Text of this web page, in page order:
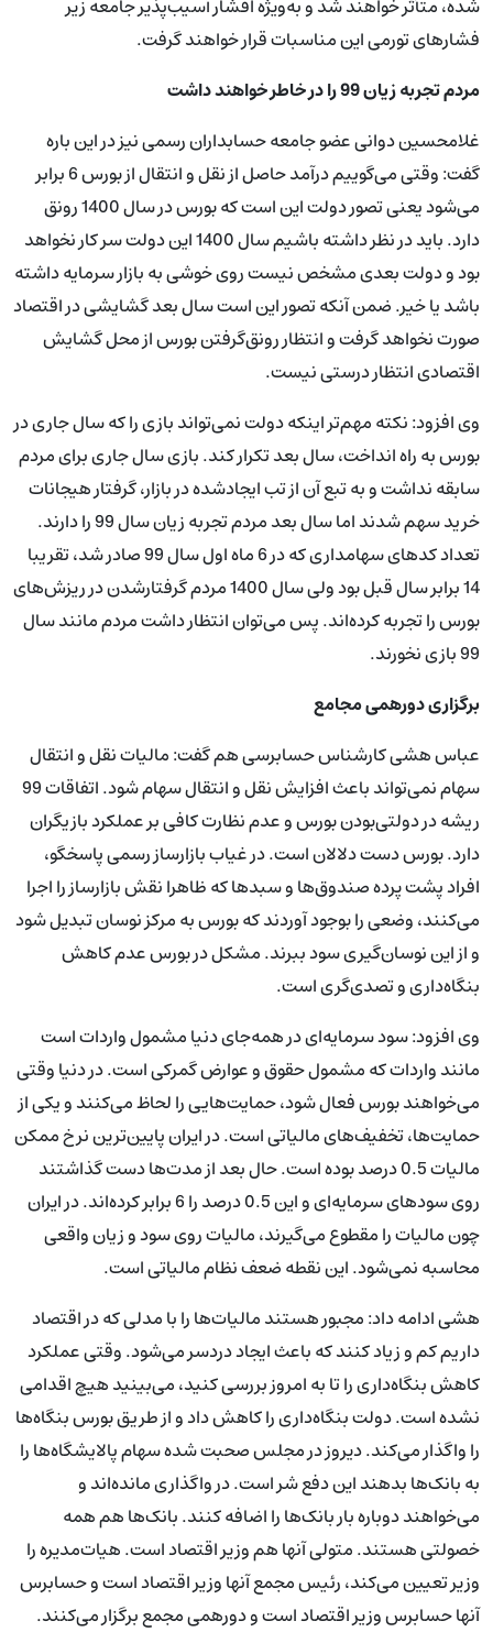
شده، متأثر خواهند شد و به‌ویژه اقشار آسیب‌پذیر جامعه زیر
فشارهای تورمی این مناسبات قرار خواهند گرفت.
مردم تجربه زیان 99 را در خاطر خواهند داشت
غلامحسین دوانی عضو جامعه حسابداران رسمی نیز در این باره
گفت: وقتی می‌گوییم درآمد حاصل از نقل‌ و‌ انتقال از بورس 6 برابر
می‌شود یعنی تصور دولت این است که بورس در سال 1400 رونق
دارد. باید در نظر داشته باشیم سال 1400 این دولت سر کار نخواهد
بود و دولت بعدی مشخص نیست روی خوشی به بازار سرمایه داشته
باشد یا خیر. ضمن آنکه تصور این است سال بعد گشایشی در اقتصاد
صورت نخواهد گرفت و انتظار رونق‌گرفتن بورس از محل گشایش
اقتصادی انتظار درستی نیست.
وی افزود: نکته مهم‌تر اینکه دولت نمی‌تواند بازی‌ را که سال جاری در
بورس به راه انداخت، سال بعد تکرار کند. بازی سال جاری برای مردم
سابقه نداشت و به تبع آن از تب ایجاد‌شده در بازار، گرفتار هیجانات
خرید سهم شدند اما سال بعد مردم تجربه زیان سال 99 را دارند.
تعداد کدهای سهامداری که در 6 ماه اول سال 99 صادر شد، تقریبا
14 برابر سال قبل بود ولی سال 1400 مردم گرفتارشدن در ریزش‌های
بورس را تجربه کرده‌اند. پس می‌توان انتظار داشت مردم مانند سال
99 بازی نخورند.
برگزاری دورهمی مجامع
عباس هشی کارشناس حسابرسی هم گفت: مالیات نقل‌ و‌ انتقال
سهام نمی‌تواند باعث افزایش نقل‌ و‌ انتقال سهام شود. اتفاقات 99
ریشه در دولتی‌بودن بورس و عدم نظارت کافی بر عملکرد بازیگران
دارد. بورس دست دلالان است. در غیاب بازارساز رسمی پاسخگو،
افراد پشت پرده صندوق‌ها و سبدها که ظاهرا نقش بازارساز را اجرا
می‌کنند، وضعی را بوجود آوردند که بورس به مرکز نوسان تبدیل شود
و از این نوسان‌گیری سود ببرند. مشکل در بورس عدم کاهش
بنگاه‌داری و تصدی‌گری است.
وی افزود: سود سرمایه‌ای در همه‌جای دنیا مشمول واردات است
مانند واردات که مشمول حقوق و عوارض گمرکی است. در دنیا وقتی
می‌خواهند بورس فعال شود، حمایت‌هایی را لحاظ می‌کنند و یکی از
حمایت‌ها، تخفیف‌های مالیاتی است. در ایران پایین‌ترین نرخ ممکن
مالیات 0.5 درصد بوده است. حال بعد از مدت‌ها دست گذاشتند
روی سودهای سرمایه‌ای و این 0.5 درصد را 6 برابر کرده‌اند. در ایران
چون مالیات را مقطوع می‌گیرند، مالیات روی سود و زیان واقعی
محاسبه نمی‌شود. این نقطه ضعف نظام مالیاتی است.
هشی ادامه داد: مجبور هستند مالیات‌ها را با مدلی که در اقتصاد
داریم کم و زیاد کنند که باعث ایجاد دردسر می‌شود. وقتی عملکرد
کاهش بنگاه‌داری را تا به امروز بررسی کنید، می‌بینید هیچ اقدامی
نشده است. دولت بنگاه‌داری را کاهش داد و از طریق بورس بنگاه‌ها
را واگذار می‌کند. دیروز در مجلس صحبت شده سهام پالایشگاه‌ها را
به بانک‌ها بدهند این دفع شر است. در واگذاری مانده‌اند و
می‌خواهند دوباره بار بانک‌ها را اضافه کنند. بانک‌ها هم همه
خصولتی هستند. متولی آنها هم وزیر اقتصاد است. هیات‌مدیره را
وزیر تعیین می‌کند، رئیس مجمع آنها وزیر اقتصاد است و حسابرس
آنها حسابرس وزیر اقتصاد است و دورهمی مجمع برگزار می‌کنند.